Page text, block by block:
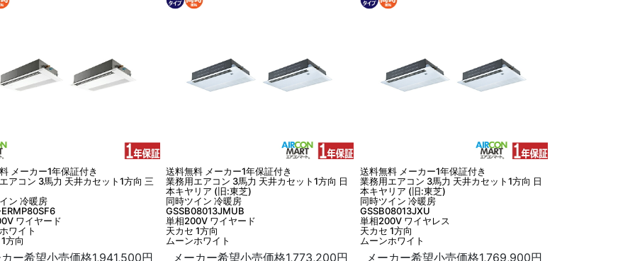
メーカー1年保証付き
アコン 3馬力 天井カセット1方向 三
ン 冷暖房
ワイヤード
ワイト
方向
ー希望小売価格1,941,500円
送料無料 メーカー1年保証付き
業務用エアコン 3馬力 天井カセット1方向 日
本キヤリア (旧:東芝)
同時ツイン 冷暖房
GSSB08013JMUB
単相200V ワイヤード
天カセ 1方向
ムーンホワイト
メーカー希望小売価格1,773,200円
送料無料 メーカー1年保証付き
業務用エアコン 3馬力 天井カセット1方向 日
本キヤリア (旧:東芝)
同時ツイン 冷暖房
GSSB08013JXU
単相200V ワイヤレス
天カセ 1方向
ムーンホワイト
メーカー希望小売価格1,769,900円